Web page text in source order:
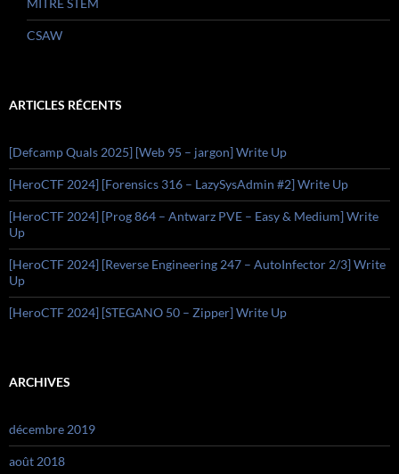
MITRE STEM
CSAW
ARTICLES RÉCENTS
[Defcamp Quals 2025] [Web 95 – jargon] Write Up
[HeroCTF 2024] [Forensics 316 – LazySysAdmin #2] Write Up
[HeroCTF 2024] [Prog 864 – Antwarz PVE – Easy & Medium] Write
Up
[HeroCTF 2024] [Reverse Engineering 247 – AutoInfector 2/3] Write
Up
[HeroCTF 2024] [STEGANO 50 – Zipper] Write Up
ARCHIVES
décembre 2019
août 2018